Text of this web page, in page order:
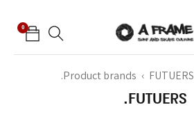
0
Product brands › FUTUERS.
FUTUERS.